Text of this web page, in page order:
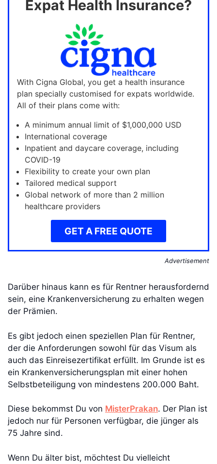
Expat Health Insurance?
With Cigna Global, you get a health insurance
plan specially customised for expats worldwide.
All of their plans come with:
A minimum annual limit of $1,000,000 USD
International coverage
Inpatient and daycare coverage, including
COVID-19
Flexibility to create your own plan
Tailored medical support
Global network of more than 2 million
healthcare providers
GET A FREE QUOTE
Advertisement
Darüber hinaus kann es für Rentner herausfordernd
sein, eine Krankenversicherung zu erhalten wegen
der Prämien.
Es gibt jedoch einen speziellen Plan für Rentner,
der die Anforderungen sowohl für das Visum als
auch das Einreisezertifikat erfüllt. Im Grunde ist es
ein Krankenversicherungsplan mit einer hohen
Selbstbeteiligung von mindestens 200.000 Baht.
Diese bekommst Du von MisterPrakan. Der Plan ist
jedoch nur für Personen verfügbar, die jünger als
75 Jahre sind.
Wenn Du älter bist, möchtest Du vielleicht